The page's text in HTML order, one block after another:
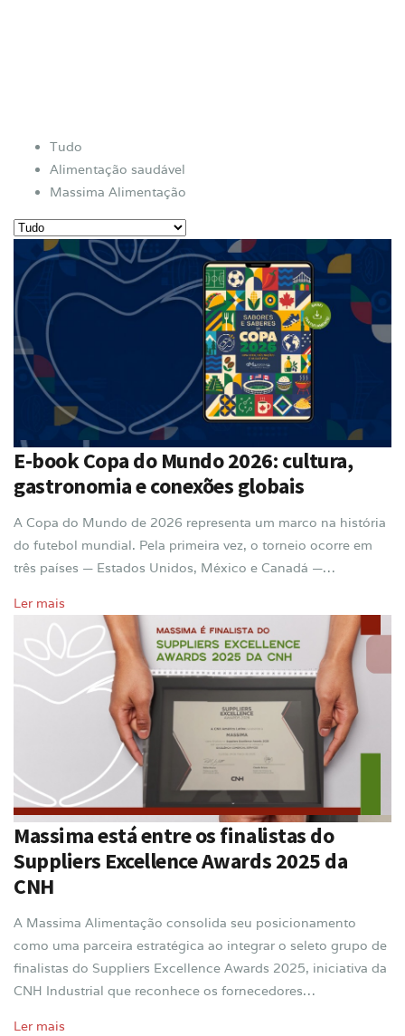
Tudo
Alimentação saudável
Massima Alimentação
E-book Copa do Mundo 2026: cultura,
gastronomia e conexões globais
A Copa do Mundo de 2026 representa um marco na história
do futebol mundial. Pela primeira vez, o torneio ocorre em
três países — Estados Unidos, México e Canadá —…
Ler mais
Massima está entre os finalistas do
Suppliers Excellence Awards 2025 da
CNH
A Massima Alimentação consolida seu posicionamento
como uma parceira estratégica ao integrar o seleto grupo de
finalistas do Suppliers Excellence Awards 2025, iniciativa da
CNH Industrial que reconhece os fornecedores…
Ler mais